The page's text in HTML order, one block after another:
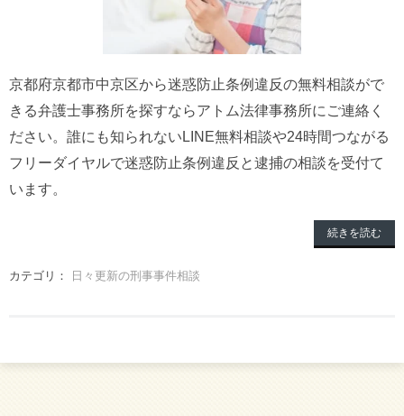
京都府京都市中京区から迷惑防止条例違反の無料相談がで
きる弁護士事務所を探すならアトム法律事務所にご連絡く
ださい。誰にも知られないLINE無料相談や24時間つながる
フリーダイヤルで迷惑防止条例違反と逮捕の相談を受付て
います。
続きを読む
カテゴリ： 日々更新の刑事事件相談